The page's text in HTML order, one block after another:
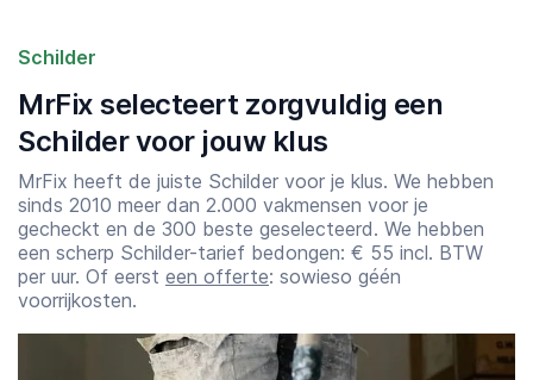
Schilder
MrFix selecteert zorgvuldig een
Schilder voor jouw klus
MrFix heeft de juiste Schilder voor je klus. We hebben
sinds 2010 meer dan 2.000 vakmensen voor je
gecheckt en de 300 beste geselecteerd. We hebben
een scherp Schilder-tarief bedongen: € 55 incl. BTW
per uur. Of eerst een offerte: sowieso géén
voorrijkosten.